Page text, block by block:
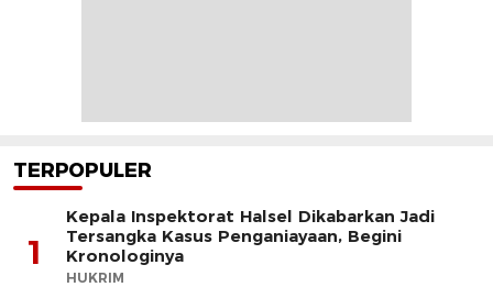
TERPOPULER
1
Kepala Inspektorat Halsel Dikabarkan Jadi
Tersangka Kasus Penganiayaan, Begini
Kronologinya
HUKRIM